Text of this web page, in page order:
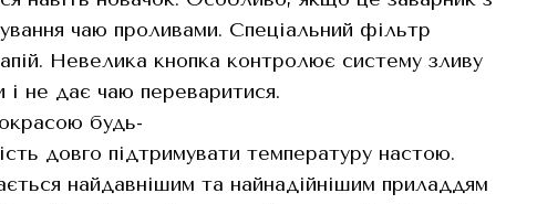
чаю проливами. Спеціальний фільтр
Невелика кнопка контролює систему зливу
не дає чаю переваритися.
будь-
довго підтримувати температуру настою.
найдавнішим та найнадійнішим приладдям